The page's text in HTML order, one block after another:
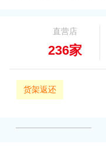
直营店
236家
货架返还